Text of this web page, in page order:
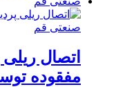
اتصال
مفقوده